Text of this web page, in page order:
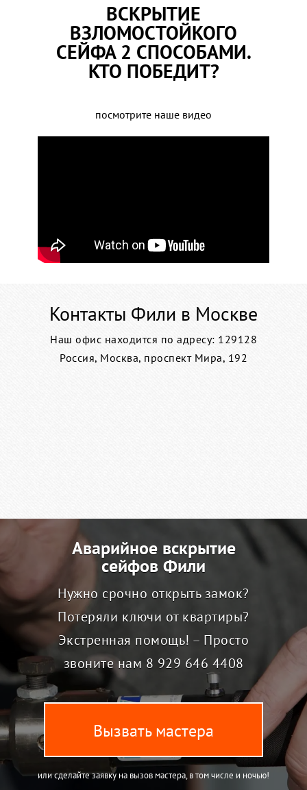
ВСКРЫТИЕ
ВЗЛОМОСТОЙКОГО
СЕЙФА 2 СПОСОБАМИ.
КТО ПОБЕДИТ?
посмотрите наше видео
Контакты Фили в Москве
Наш офис находится по адресу: 129128
Россия, Москва, проспект Мира, 192
Аварийное вскрытие
сейфов Фили
Нужно срочно открыть замок?
Потеряли ключи от квартиры?
Экстренная помощь! – Просто
звоните нам 8 929 646 4408
Вызвать мастера
или сделайте заявку на вызов мастера, в том числе и ночью!